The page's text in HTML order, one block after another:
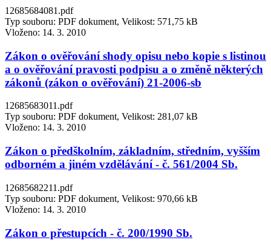
12685684081.pdf
Typ souboru: PDF dokument, Velikost: 571,75 kB
Vloženo: 14. 3. 2010
Zákon o ověřování shody opisu nebo kopie s listinou
a o ověřování pravosti podpisu a o změně některých
zákonů (zákon o ověřování) 21-2006-sb
12685683011.pdf
Typ souboru: PDF dokument, Velikost: 281,07 kB
Vloženo: 14. 3. 2010
Zákon o předškolním, základním, středním, vyšším
odborném a jiném vzdělávání - č. 561/2004 Sb.
12685682211.pdf
Typ souboru: PDF dokument, Velikost: 970,66 kB
Vloženo: 14. 3. 2010
Zákon o přestupcích - č. 200/1990 Sb.